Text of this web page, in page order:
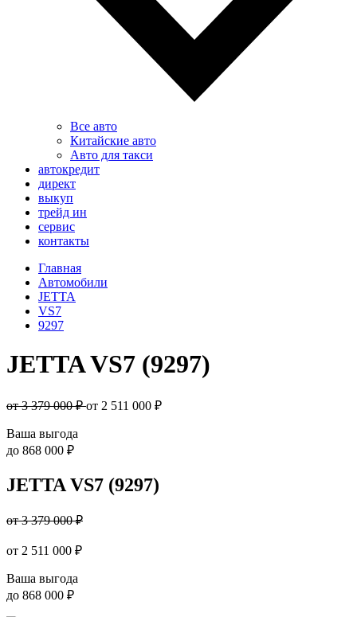
Все авто
Китайские авто
Авто для такси
автокредит
директ
выкуп
трейд ин
сервис
контакты
Главная
Автомобили
JETTA
VS7
9297
JETTA VS7 (9297)
от 3 379 000 ₽от 2 511 000 ₽
Ваша выгода
до 868 000 ₽
JETTA VS7 (9297)
от 3 379 000 ₽
от 2 511 000 ₽
Ваша выгода
до 868 000 ₽